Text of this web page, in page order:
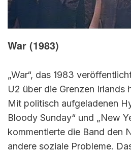
War (1983)
„War“, das 1983
U2 über die Grenzen Irlands
Mit politisch aufgeladenen
Bloody Sunday“ und „New
kommentierte die Band den
andere soziale Probleme.